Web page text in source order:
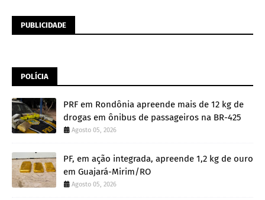
PUBLICIDADE
POLÍCIA
PRF em Rondônia apreende mais de 12 kg de
drogas em ônibus de passageiros na BR-425
Agosto 05, 2026
PF, em ação integrada, apreende 1,2 kg de ouro
em Guajará-Mirim/RO
Agosto 05, 2026